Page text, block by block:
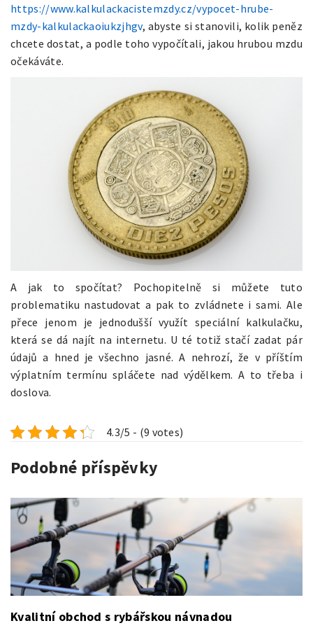
https://www.kalkulackacistemzdy.cz/vypocet-hrube-
mzdy-kalkulackaoiukzjhgv, abyste si stanovili, kolik peněz
chcete dostat, a podle toho vypočítali, jakou hrubou mzdu
očekáváte.
A jak to spočítat? Pochopitelně si můžete tuto
problematiku nastudovat a pak to zvládnete i sami. Ale
přece jenom je jednodušší využít speciální kalkulačku,
která se dá najít na internetu. U té totiž stačí zadat pár
údajů a hned je všechno jasné. A nehrozí, že v příštím
výplatním termínu spláčete nad výdělkem. A to třeba i
doslova.
4.3/5 - (9 votes)
Podobné příspěvky
Kvalitní obchod s rybářskou návnadou